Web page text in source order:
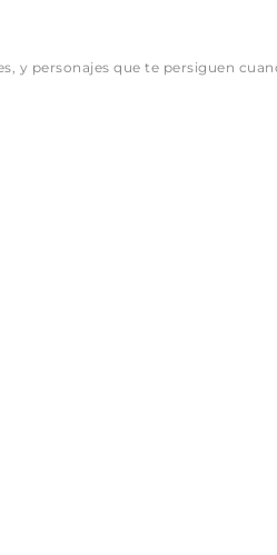
y personajes que te persiguen